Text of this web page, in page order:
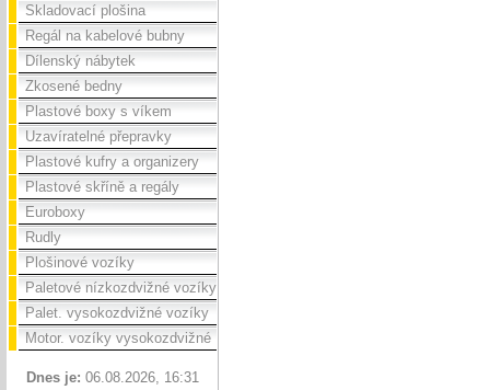
Skladovací plošina
Regál na kabelové bubny
Dílenský nábytek
Zkosené bedny
Plastové boxy s víkem
Uzavíratelné přepravky
Plastové kufry a organizery
Plastové skříně a regály
Euroboxy
Rudly
Plošinové vozíky
Paletové nízkozdvižné vozíky
Palet. vysokozdvižné vozíky
Motor. vozíky vysokozdvižné
Dnes je: 06.08.2026, 16:31